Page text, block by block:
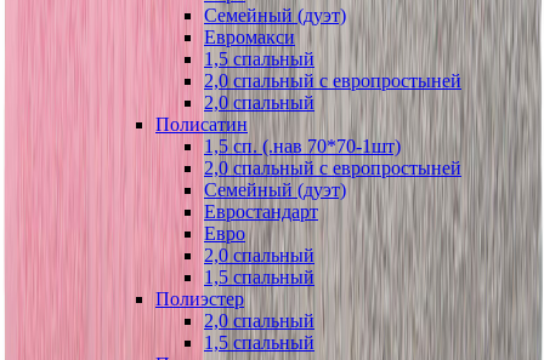
Семейный (дуэт)
Евромакси
1,5 спальный
2,0 спальный с европростыней
2,0 спальный
Полисатин
1,5 сп. (.нав 70*70-1шт)
2,0 спальный с европростыней
Семейный (дуэт)
Евростандарт
Евро
2,0 спальный
1,5 спальный
Полиэстер
2,0 спальный
1,5 спальный